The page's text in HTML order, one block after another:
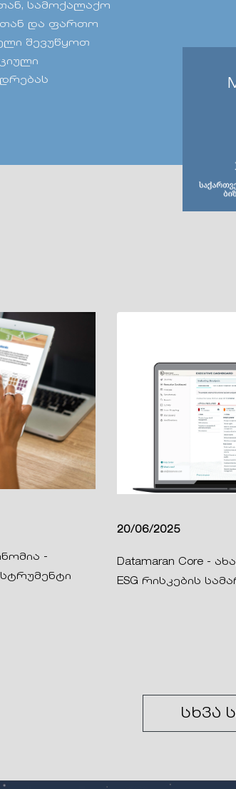
სამოქალაქო
და ფართო
შევუწყოთ
-
20/06/2025
Datamaran Core -
ESG რისკების
სხვა